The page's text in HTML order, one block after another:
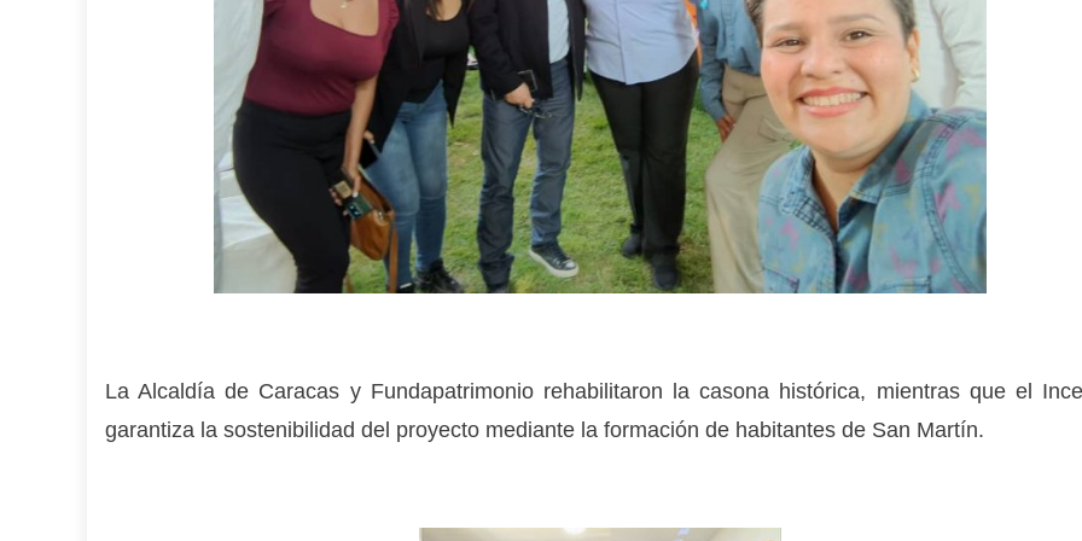
La Alcaldía de Caracas y Fundapatrimonio rehabilitaron la casona histórica, mientras que el
garantiza la sostenibilidad del proyecto mediante la formación de habitantes de San Martín.